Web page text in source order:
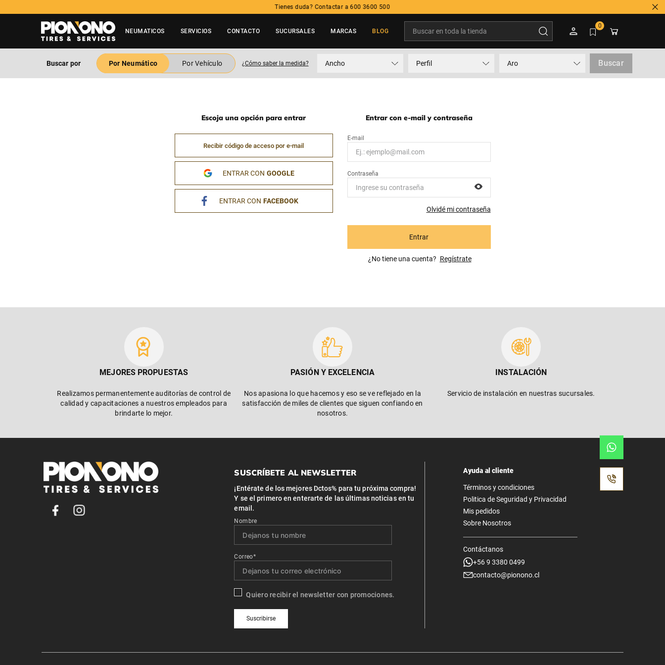
Tienes duda? Contactar a 600 3600 500
NEUMATICOS SERVICIOS CONTACTO SUCURSALES MARCAS BLOG
0
Buscar por Por Neumático Por Vehículo ¿Cómo saber la medida? Ancho Perfil Aro Buscar
Escoja una opción para entrar
Recibir código de acceso por e-mail
ENTRAR CON GOOGLE
ENTRAR CON FACEBOOK
Entrar con e-mail y contraseña
Olvidé mi contraseña
Entrar
¿No tiene una cuenta? Regístrese
MEJORES PROPUESTAS
Realizamos permanentemente auditorías de control de
calidad y capacitaciones a nuestros empleados para
brindarte lo mejor.
PASIÓN Y EXCELENCIA
Nos apasiona lo que hacemos y eso se ve reflejado en la
satisfacción de miles de clientes que siguen confiando en
nosotros.
INSTALACIÓN
Servicio de instalación en nuestras sucursales.
SUSCRÍBETE AL NEWSLETTER
¡Entérate de los mejores Dctos% para tu próxima compra!
Y se el primero en enterarte de las últimas noticias en tu
email.
Nombre
Correo*
Quiero recibir el newsletter con promociones.
Suscribirse
Ayuda al cliente
Términos y condiciones
Politica de Seguridad y Privacidad
Mis pedidos
Sobre Nosotros
Contáctanos
+56 9 3380 0499
contacto@pionono.cl
TÉRMINOS MÁS BUSCADOS
. neumatico
4. 195
5. 245